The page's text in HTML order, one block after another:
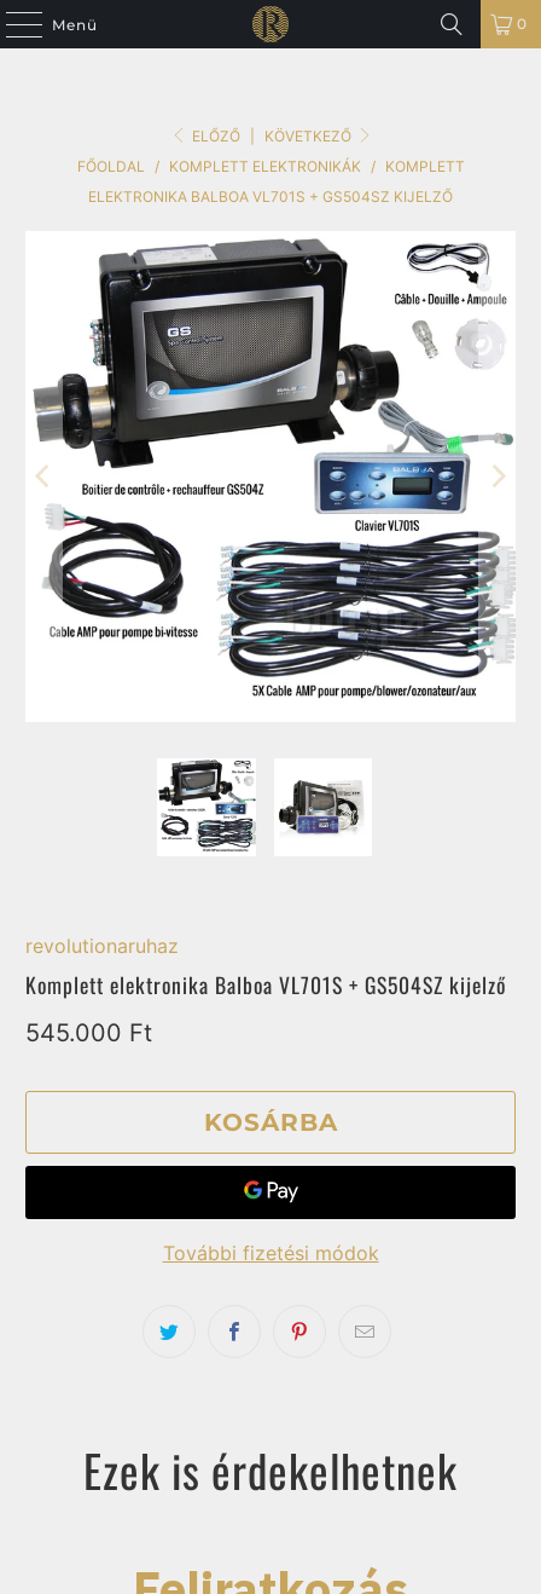
Menü 0
ELŐZŐ
KÖVETKEZŐ
FŐOLDAL / KOMPLETT ELEKTRONIKÁK /
KOMPLETT
ELEKTRONIKA BALBOA VL701S + GS504SZ KIJELZŐ
revolutionaruhaz
Komplett elektronika Balboa VL701S + GS504SZ kijelző
545.000 Ft
KOSÁRBA
További fizetési módok
Ezek is érdekelhetnek